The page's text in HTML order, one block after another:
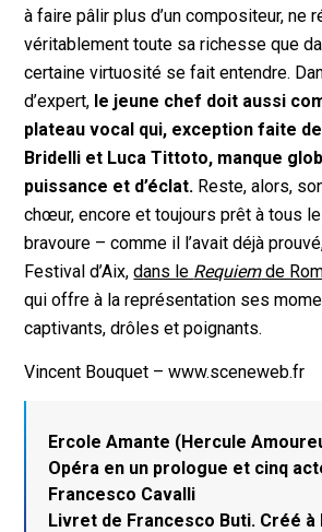
à faire pâlir plus d’un compositeur, ne
véritablement toute sa richesse que
certaine virtuosité se fait entendre.
d’expert, le jeune chef doit aussi
plateau vocal qui, exception faite
Bridelli et Luca Tittoto, manque
puissance et d’éclat. Reste, alors,
chœur, encore et toujours prêt à tous
bravoure – comme il l’avait déjà
Festival d’Aix,dans le Requiemde
qui offre à la représentation ses
captivants, drôles et poignants.
Vincent Bouquet – www.sceneweb.fr
Ercole Amante (Hercule
Opéra en un prologue et cinq
Francesco Cavalli
Livret de Francesco Buti. Créé à